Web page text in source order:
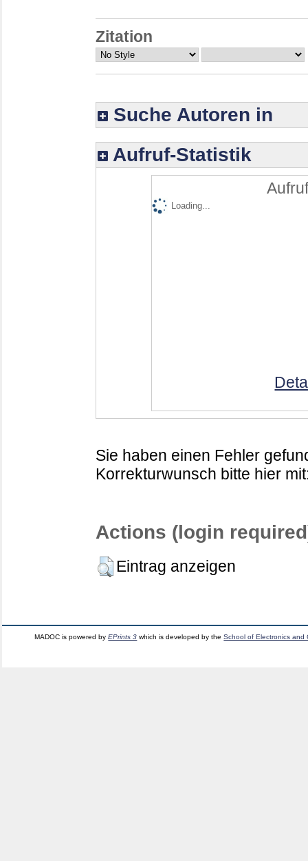
Zitation
Suche Autoren in
Aufruf-Statistik
Loading...
Sie haben einen Fehler
Korrekturwunsch bitte hier
Actions (login
Eintrag anzeigen
MADOC is powered byEPrints 3 which is developed by theSchool of Electronics and